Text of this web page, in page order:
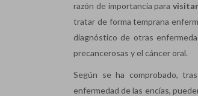
razón de importancia para
tratar de forma temprana
diagnóstico de otras
precancerosas y el cáncer oral.
Según se ha comprobado,
enfermedad de las encías,